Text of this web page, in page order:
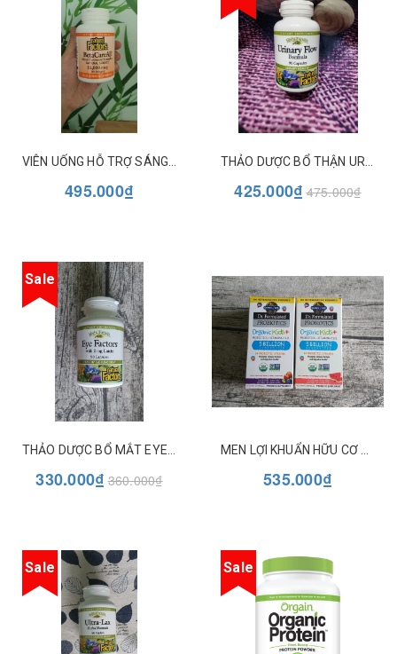
495.000₫ 425.000₫ 475.000₫
Sale
330.000₫ 360.000₫ 535.000₫
Sale Sale